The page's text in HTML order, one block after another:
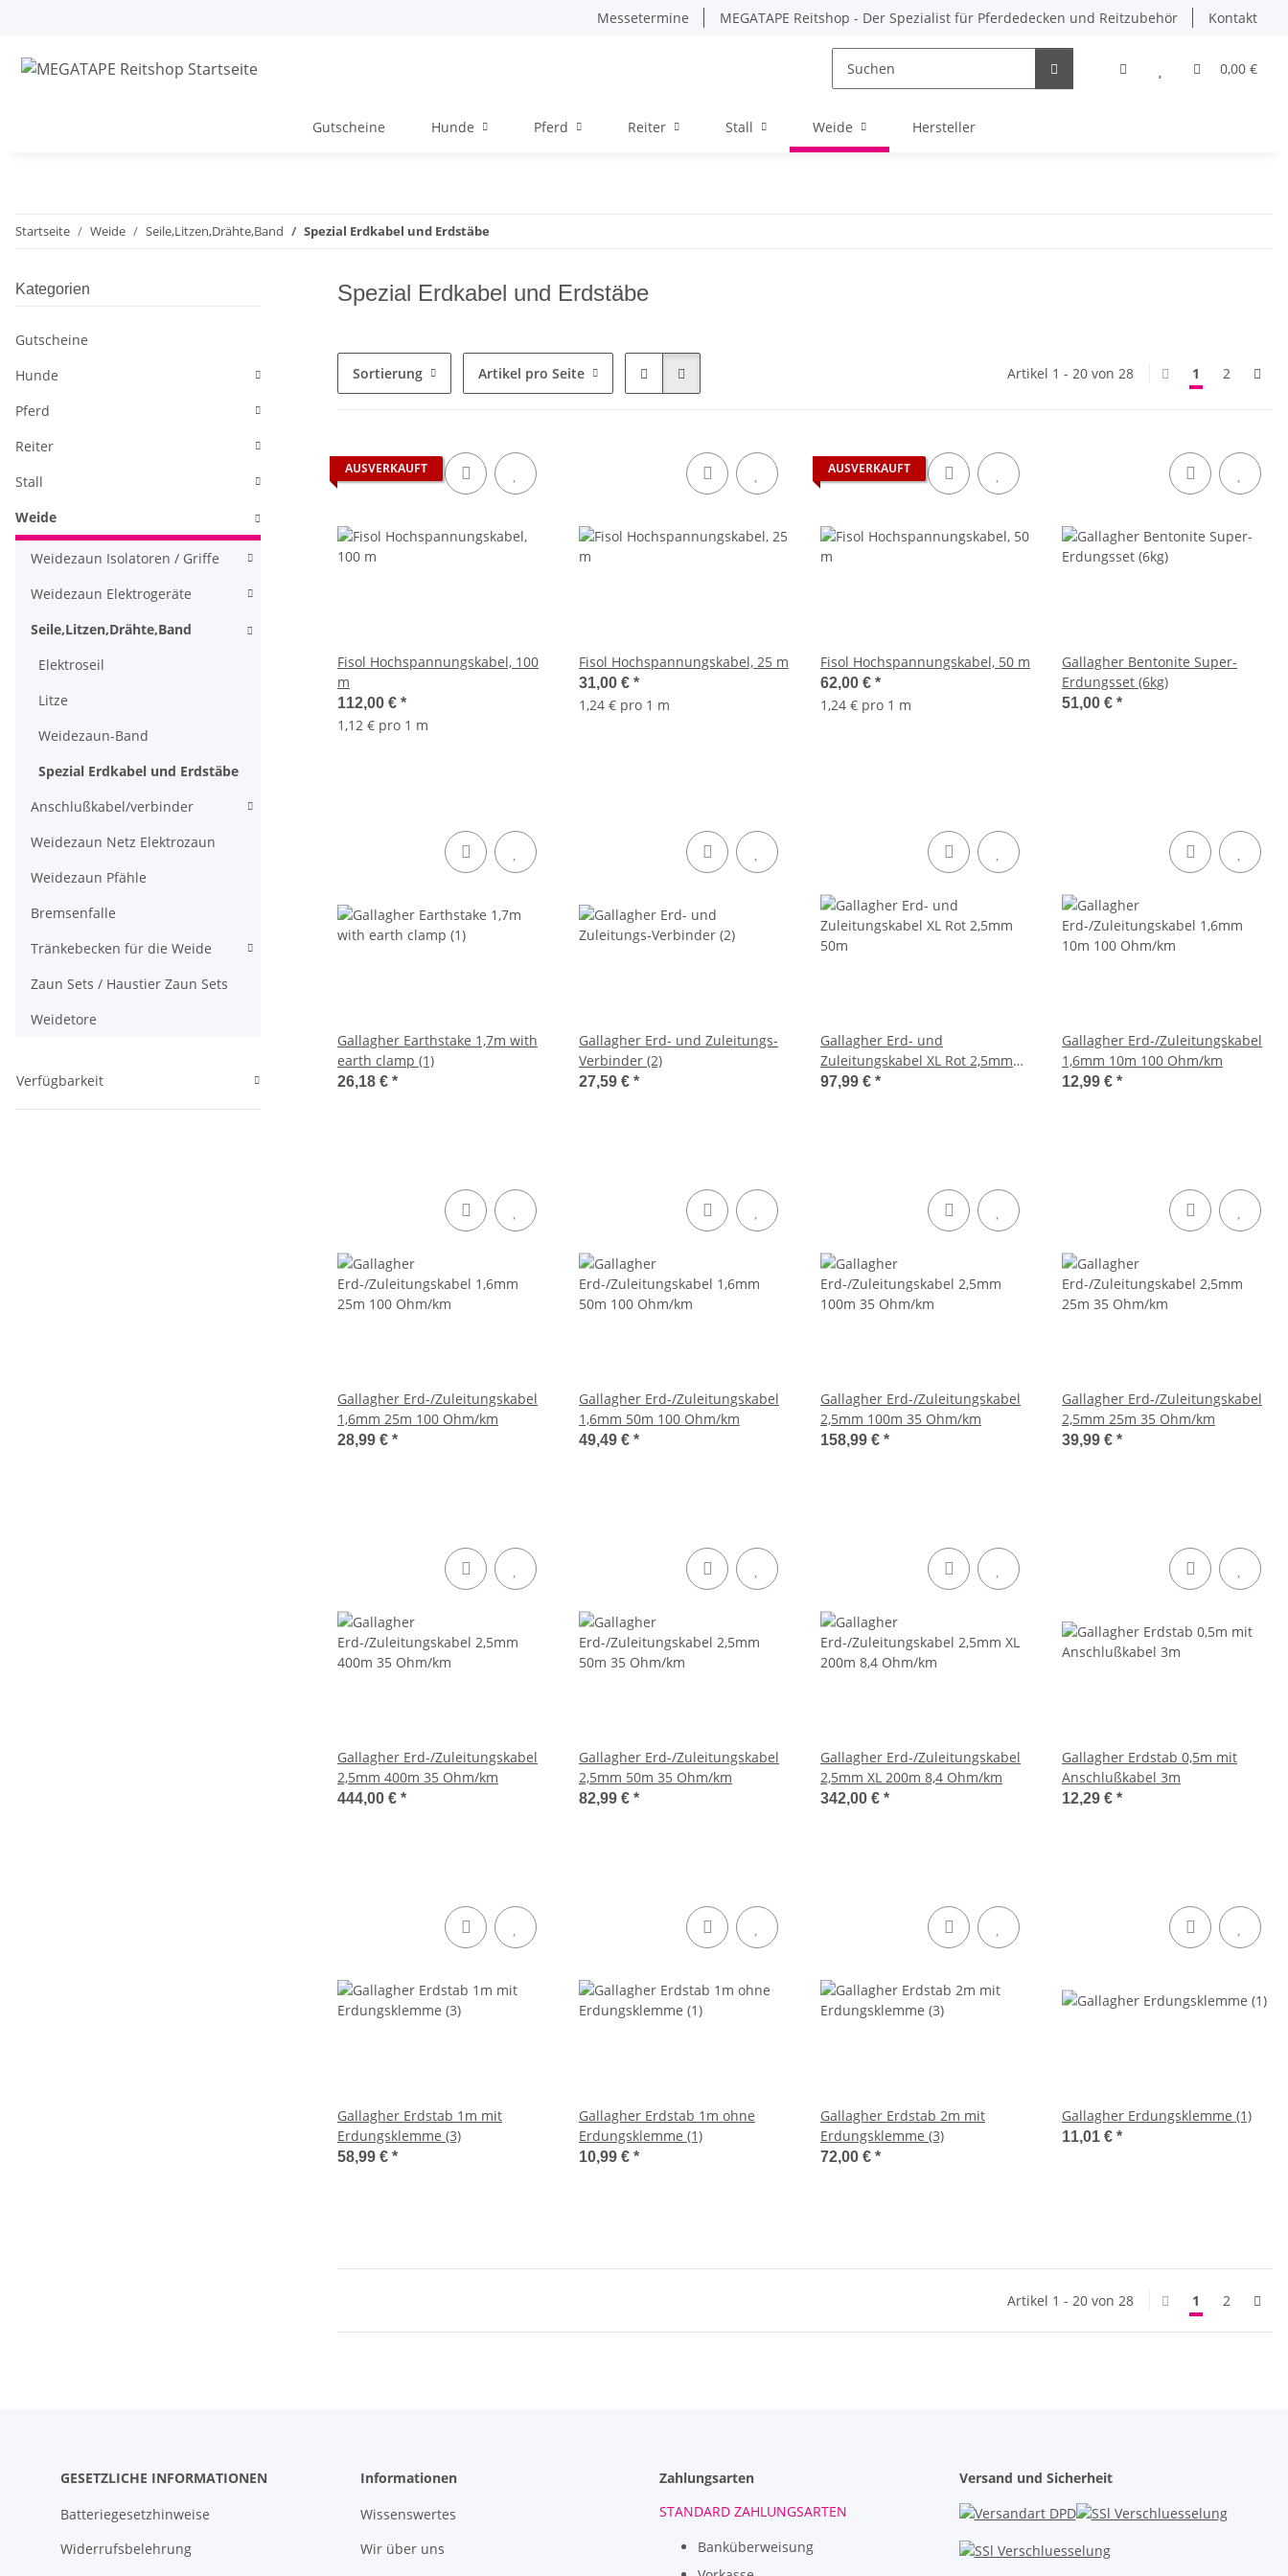
Messetermine MEGATAPE Reitshop - Der Spezialist für Pferdedecken und Reitzubehör Kontakt
0,00 €
Gutscheine Hunde Pferd Reiter Stall Weide Hersteller
Startseite Weide Seile,Litzen,Drähte,Band Spezial Erdkabel und Erdstäbe
Spezial Erdkabel und Erdstäbe
Sortierung Artikel pro Seite Artikel 1 - 20 von 28 1 2
AUSVERKAUFT
Fisol Hochspannungskabel, 100
m
112,00 € *
1,12 € pro 1 m
Fisol Hochspannungskabel, 25 m
31,00 € *
1,24 € pro 1 m
AUSVERKAUFT
Fisol Hochspannungskabel, 50 m
62,00 € *
1,24 € pro 1 m
Gallagher Bentonite Super-
Erdungsset (6kg)
51,00 € *
Gallagher Earthstake 1,7m with
earth clamp (1)
26,18 € *
Gallagher Erd- und Zuleitungs-
Verbinder (2)
27,59 € *
Gallagher Erd- und
Zuleitungskabel XL Rot 2,5mm
50m
97,99 € *
Gallagher Erd-/Zuleitungskabel
1,6mm 10m 100 Ohm/km
12,99 € *
Gallagher Erd-/Zuleitungskabel
1,6mm 25m 100 Ohm/km
28,99 € *
Gallagher Erd-/Zuleitungskabel
1,6mm 50m 100 Ohm/km
49,49 € *
Gallagher Erd-/Zuleitungskabel
2,5mm 100m 35 Ohm/km
158,99 € *
Gallagher Erd-/Zuleitungskabel
2,5mm 25m 35 Ohm/km
39,99 € *
Gallagher Erd-/Zuleitungskabel
2,5mm 400m 35 Ohm/km
444,00 € *
Gallagher Erd-/Zuleitungskabel
2,5mm 50m 35 Ohm/km
82,99 € *
Gallagher Erd-/Zuleitungskabel
2,5mm XL 200m 8,4 Ohm/km
342,00 € *
Gallagher Erdstab 0,5m mit
Anschlußkabel 3m
12,29 € *
Gallagher Erdstab 1m mit
Erdungsklemme (3)
58,99 € *
Gallagher Erdstab 1m ohne
Erdungsklemme (1)
10,99 € *
Gallagher Erdstab 2m mit
Erdungsklemme (3)
72,00 € *
Gallagher Erdungsklemme (1)
11,01 € *
Artikel 1 - 20 von 28 1 2
Kategorien
Gutscheine
Hunde
Pferd
Reiter
Stall
Weide
Weidezaun Isolatoren / Griffe
Weidezaun Elektrogeräte
Seile,Litzen,Drähte,Band
Elektroseil
Litze
Weidezaun-Band
Spezial Erdkabel und Erdstäbe
Anschlußkabel/verbinder
Weidezaun Netz Elektrozaun
Weidezaun Pfähle
Bremsenfalle
Tränkebecken für die Weide
Zaun Sets / Haustier Zaun Sets
Weidetore
Verfügbarkeit
GESETZLICHE INFORMATIONEN
Batteriegesetzhinweise
Widerrufsbelehrung
Informationen
Wissenswertes
Wir über uns
Zahlungsarten
STANDARD ZAHLUNGSARTEN
Banküberweisung
Versand und Sicherheit